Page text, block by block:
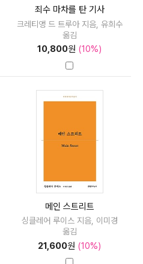
죄수 마차를 탄 기사
크레티앵 드 트루아 지음, 유희수
옮김
10,800원 (10%)
메인 스트리트
싱클레어 루이스 지음, 이미경
옮김
21,600원 (10%)